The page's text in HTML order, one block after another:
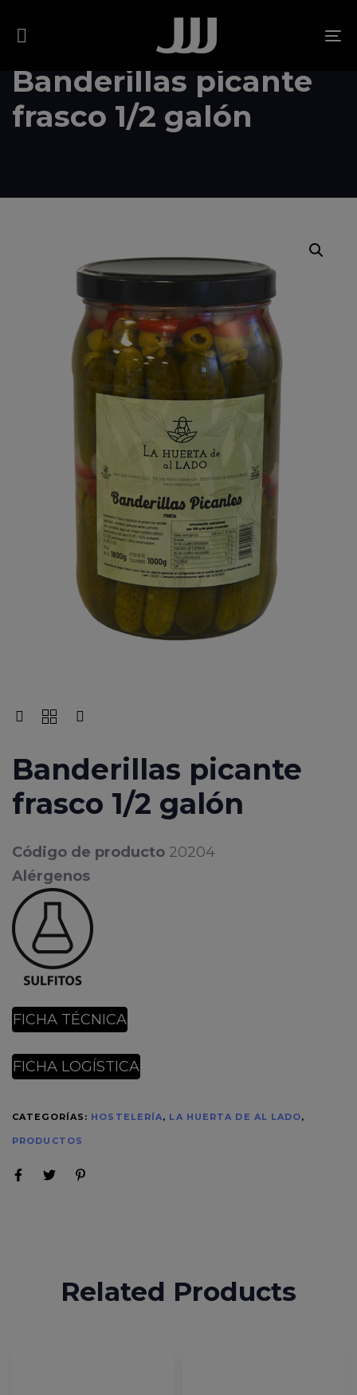
links
Banderillas picante
frasco 1/2 galón
Banderillas picante
frasco 1/2 galón
Código de producto 20204
Alérgenos
FICHA TÉCNICA
FICHA LOGÍSTICA
CATEGORÍAS: HOSTELERÍA, LA HUERTA DE AL LADO,
PRODUCTOS
Related Products